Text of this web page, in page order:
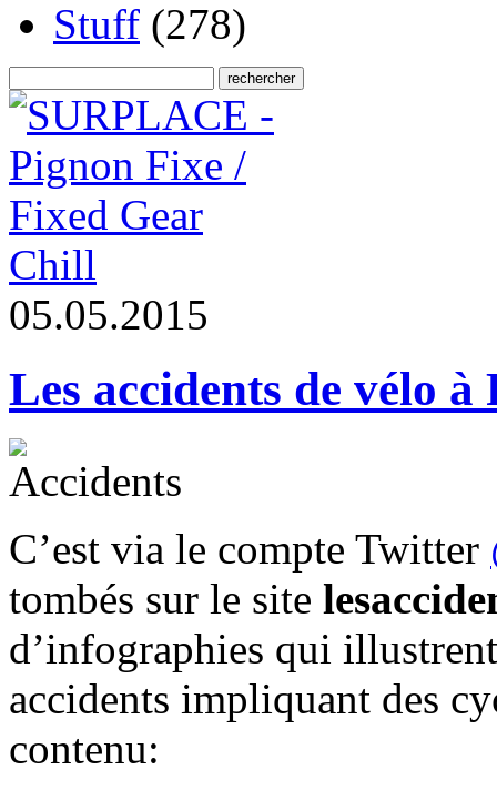
Stuff (278)
Chill
05.05.2015
Les accidents de vélo
C’est via le compte Twitter
tombés sur le site
d’infographies qui
accidents impliquant des
contenu: